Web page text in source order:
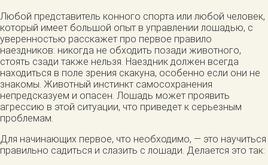
Любой представитель конного спорта или любой человек,
который имеет большой опыт в управлении лошадью, с
уверенностью расскажет про первое правило
наездников: никогда не обходить позади животного,
стоять сзади также нельзя. Наездник должен всегда
находиться в поле зрения скакуна, особенно если они не
знакомы. Животный инстинкт самосохранения
непредсказуем и опасен. Лошадь может проявить
агрессию в этой ситуации, что приведет к серьезным
проблемам.
Для начинающих первое, что необходимо, — это научиться
правильно садиться и слазить с лошади. Делается это так: